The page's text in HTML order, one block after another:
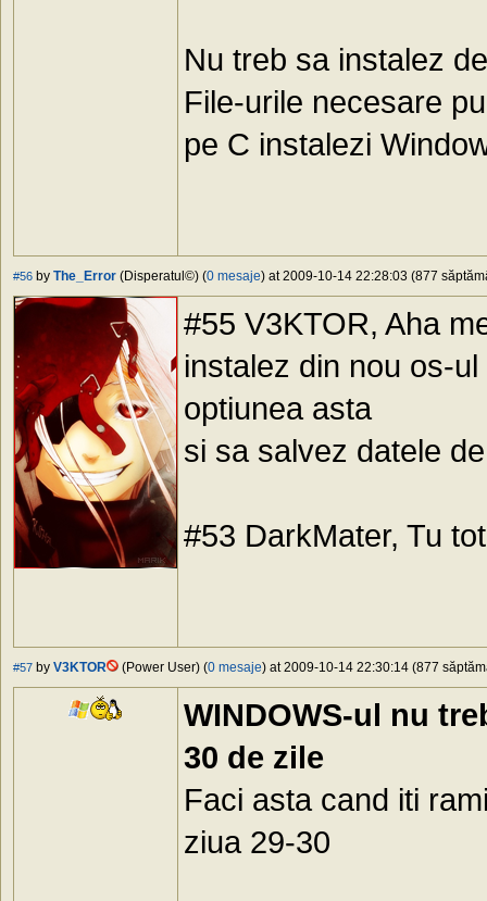
Nu treb sa instalez
File-urile necesare
pe C instalezi
#56 by The_Error (Disperatul©) (0 mesaje) at 2009-10-14 22:28:03 (877
#55 V3KTOR, Aha
instalez din nou os-
optiunea asta
si sa salvez datele
#53 DarkMater, Tu
#57 by V3KTOR (Power User) (0 mesaje) at 2009-10-14 22:30:14 (877
WINDOWS-ul nu
30 de zile
Faci asta cand iti
ziua 29-30